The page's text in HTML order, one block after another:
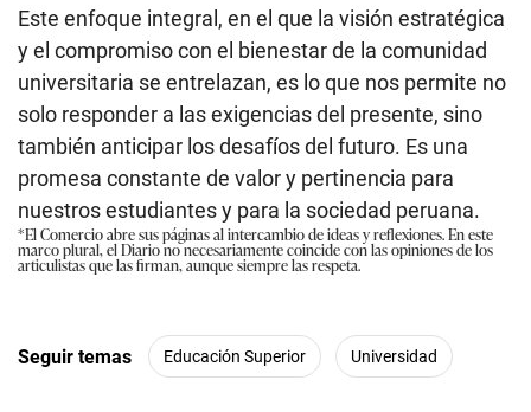
Este enfoque integral, en el que la visión estratégica
y el compromiso con el bienestar de la comunidad
universitaria se entrelazan, es lo que nos permite no
solo responder a las exigencias del presente, sino
también anticipar los desafíos del futuro. Es una
promesa constante de valor y pertinencia para
nuestros estudiantes y para la sociedad peruana.
*El Comercio abre sus páginas al intercambio de ideas y reflexiones. En este
marco plural, el Diario no necesariamente coincide con las opiniones de los
articulistas que las firman, aunque siempre las respeta.
Seguir temas Educación Superior Universidad